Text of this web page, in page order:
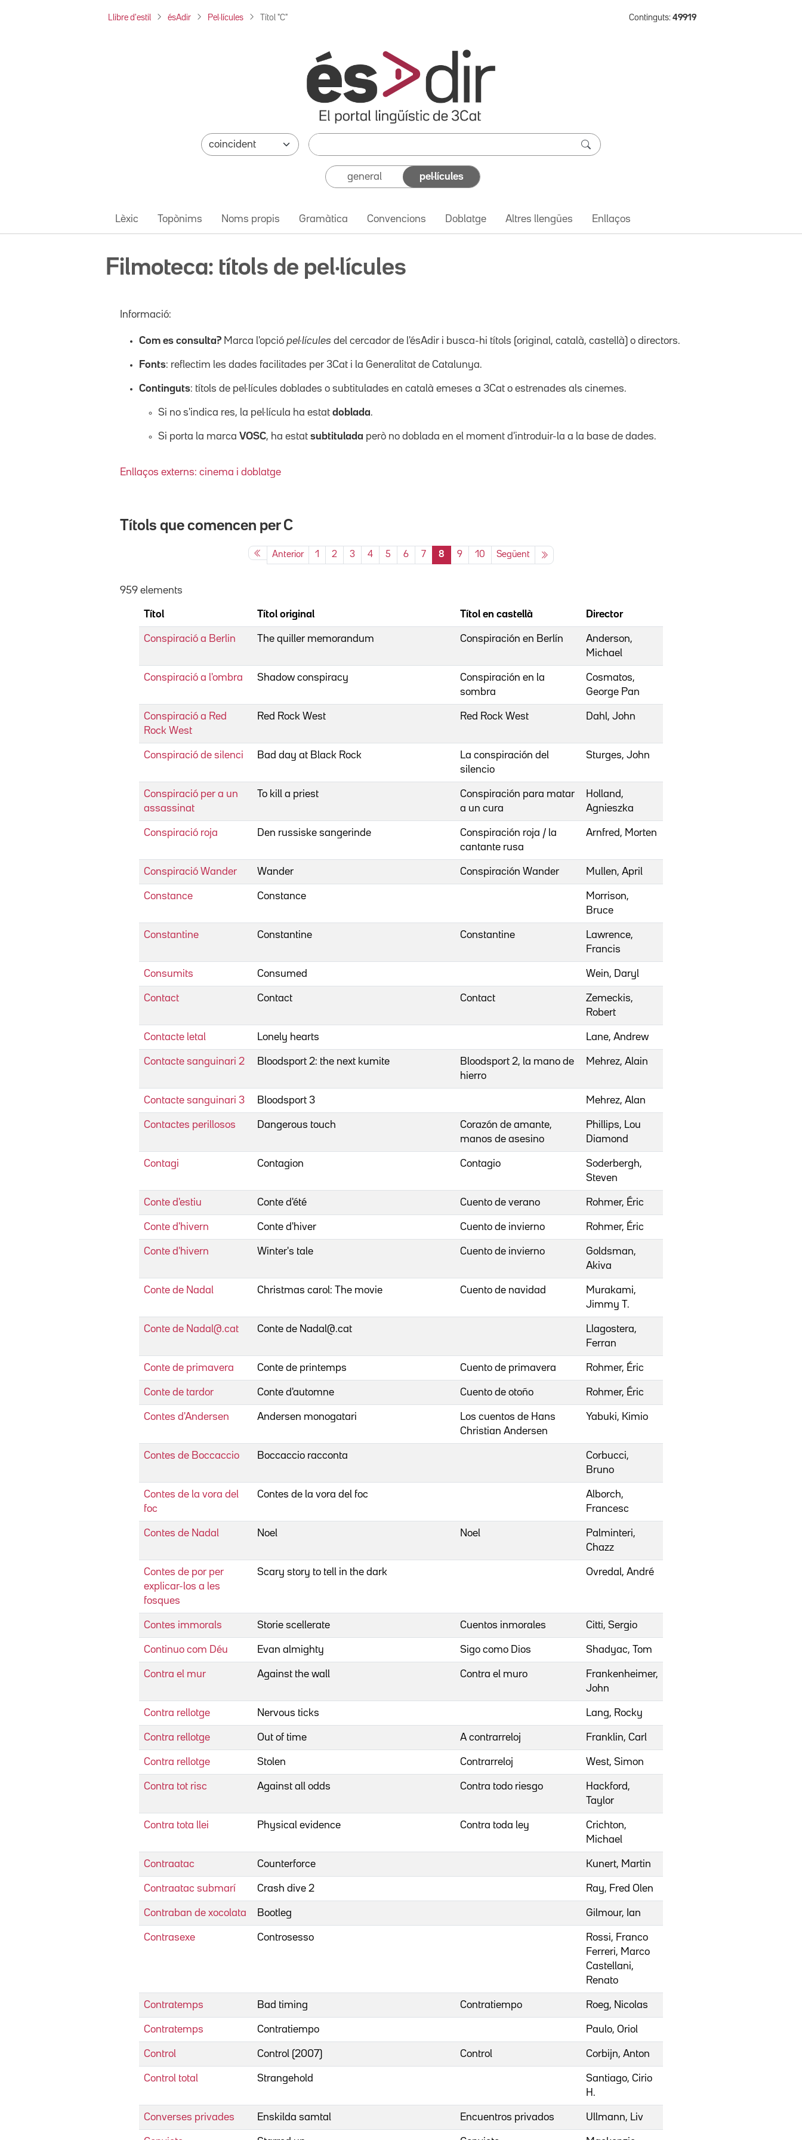
Llibre d'estil ésAdir Pel·lícules Títol "C" Continguts: 49919
general pel·lícules
Lèxic Topònims Noms propis Gramàtica Convencions Doblatge Altres llengües Enllaços
Filmoteca: títols de pel·lícules
Informació:
Com es consulta? Marca l'opció pel·lícules del cercador de l'ésAdir i busca-hi títols (original, català, castellà) o directors.
Fonts: reflectim les dades facilitades per 3Cat i la Generalitat de Catalunya.
Continguts: títols de pel·lícules doblades o subtitulades en català emeses a 3Cat o estrenades als cinemes.
Si no s'indica res, la pel·lícula ha estat doblada.
Si porta la marca VOSC, ha estat subtitulada però no doblada en el moment d'introduir-la a la base de dades.
Enllaços externs: cinema i doblatge
Títols que comencen per C
Anterior 1 2 3 4 5 6 7 8 9 10 Següent
959 elements
Títol Títol original Títol en castellà Director
Conspiració a Berlin The quiller memorandum Conspiración en Berlín
Anderson,
Michael
Conspiració a l'ombra Shadow conspiracy
Conspiración en la
sombra
Cosmatos,
George Pan
Conspiració a Red
Rock West
Red Rock West Red Rock West Dahl, John
Conspiració de silenci Bad day at Black Rock
La conspiración del
silencio
Sturges, John
Conspiració per a un
assassinat
To kill a priest
Conspiración para matar
a un cura
Holland,
Agnieszka
Conspiració roja Den russiske sangerinde
Conspiración roja / la
cantante rusa
Arnfred, Morten
Conspiració Wander Wander Conspiración Wander Mullen, April
Constance Constance
Morrison,
Bruce
Constantine Constantine Constantine
Lawrence,
Francis
Consumits Consumed Wein, Daryl
Contact Contact Contact
Zemeckis,
Robert
Contacte letal Lonely hearts Lane, Andrew
Contacte sanguinari 2 Bloodsport 2: the next kumite
Bloodsport 2, la mano de
hierro
Mehrez, Alain
Contacte sanguinari 3 Bloodsport 3 Mehrez, Alan
Contactes perillosos Dangerous touch
Corazón de amante,
manos de asesino
Phillips, Lou
Diamond
Contagi Contagion Contagio
Soderbergh,
Steven
Conte d'estiu Conte d'été Cuento de verano Rohmer, Éric
Conte d'hivern Conte d'hiver Cuento de invierno Rohmer, Éric
Conte d'hivern Winter's tale Cuento de invierno
Goldsman,
Akiva
Conte de Nadal Christmas carol: The movie Cuento de navidad
Murakami,
Jimmy T.
Conte de Nadal@.cat Conte de Nadal@.cat
Llagostera,
Ferran
Conte de primavera Conte de printemps Cuento de primavera Rohmer, Éric
Conte de tardor Conte d'automne Cuento de otoño Rohmer, Éric
Contes d'Andersen Andersen monogatari
Los cuentos de Hans
Christian Andersen
Yabuki, Kimio
Contes de Boccaccio Boccaccio racconta
Corbucci,
Bruno
Contes de la vora del
foc
Contes de la vora del foc
Alborch,
Francesc
Contes de Nadal Noel Noel
Palminteri,
Chazz
Contes de por per
explicar-los a les
fosques
Scary story to tell in the dark Ovredal, André
Contes immorals Storie scellerate Cuentos inmorales Citti, Sergio
Continuo com Déu Evan almighty Sigo como Dios Shadyac, Tom
Contra el mur Against the wall Contra el muro
Frankenheimer,
John
Contra rellotge Nervous ticks Lang, Rocky
Contra rellotge Out of time A contrarreloj Franklin, Carl
Contra rellotge Stolen Contrarreloj West, Simon
Contra tot risc Against all odds Contra todo riesgo
Hackford,
Taylor
Contra tota llei Physical evidence Contra toda ley
Crichton,
Michael
Contraatac Counterforce Kunert, Martin
Contraatac submarí Crash dive 2 Ray, Fred Olen
Contraban de xocolata Bootleg Gilmour, Ian
Contrasexe Controsesso
Rossi, Franco
Ferreri, Marco
Castellani,
Renato
Contratemps Bad timing Contratiempo Roeg, Nicolas
Contratemps Contratiempo Paulo, Oriol
Control Control (2007) Control Corbijn, Anton
Control total Strangehold
Santiago, Cirio
H.
Converses privades Enskilda samtal Encuentros privados Ullmann, Liv